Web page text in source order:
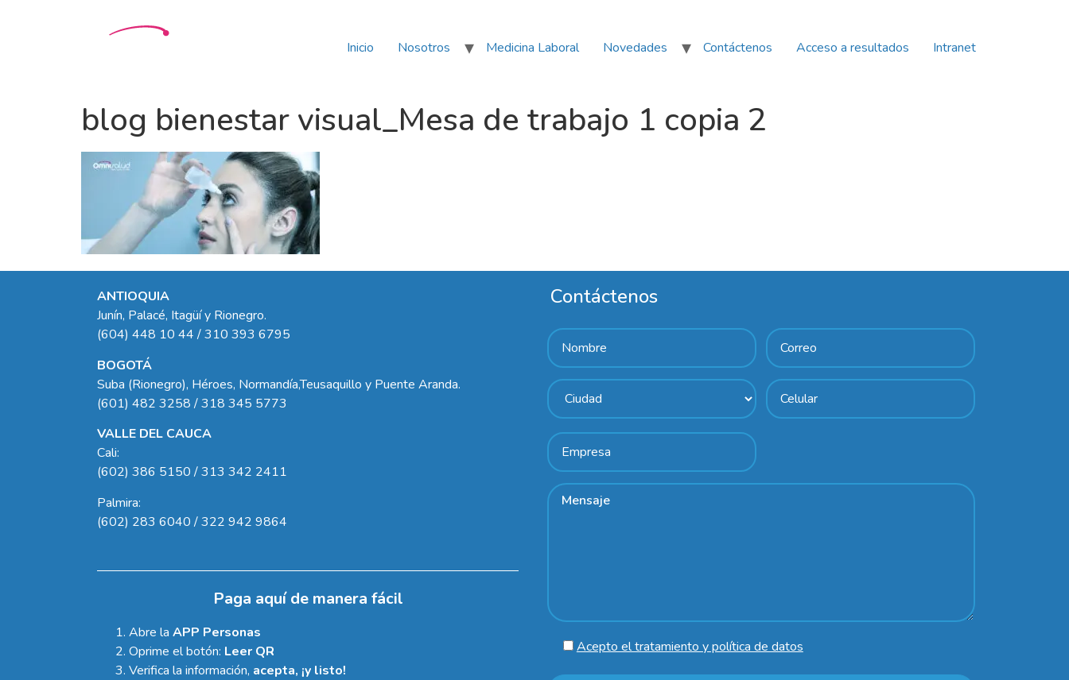
Inicio Nosotros Medicina Laboral Novedades Contáctenos Acceso a resultados Intranet
blog bienestar visual_Mesa de trabajo 1 copia 2
ANTIOQUIA
Junín, Palacé, Itagüí y Rionegro.
(604) 448 10 44 / 310 393 6795
BOGOTÁ
Suba (Rionegro), Héroes, Normandía,Teusaquillo y Puente Aranda.
(601) 482 3258 / 318 345 5773
VALLE DEL CAUCA
Cali:
(602) 386 5150 / 313 342 2411
Palmira:
(602) 283 6040 / 322 942 9864
Paga aquí de manera fácil
Abre la APP Personas
Oprime el botón: Leer QR
Verifica la información, acepta, ¡y listo!
Contáctenos
Acepto el tratamiento y política de datos